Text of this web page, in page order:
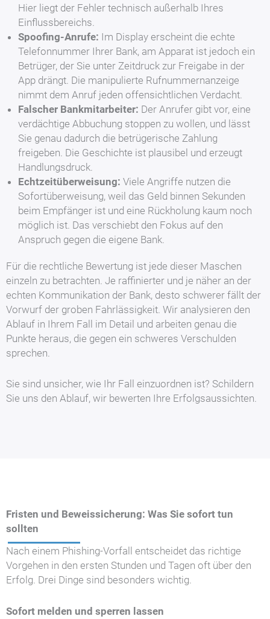
Hier liegt der Fehler technisch außerhalb Ihres
Einflussbereichs.
Spoofing-Anrufe: Im Display erscheint die echte
Telefonnummer Ihrer Bank, am Apparat ist jedoch ein
Betrüger, der Sie unter Zeitdruck zur Freigabe in der
App drängt. Die manipulierte Rufnummernanzeige
nimmt dem Anruf jeden offensichtlichen Verdacht.
Falscher Bankmitarbeiter: Der Anrufer gibt vor, eine
verdächtige Abbuchung stoppen zu wollen, und lässt
Sie genau dadurch die betrügerische Zahlung
freigeben. Die Geschichte ist plausibel und erzeugt
Handlungsdruck.
Echtzeitüberweisung: Viele Angriffe nutzen die
Sofortüberweisung, weil das Geld binnen Sekunden
beim Empfänger ist und eine Rückholung kaum noch
möglich ist. Das verschiebt den Fokus auf den
Anspruch gegen die eigene Bank.
Für die rechtliche Bewertung ist jede dieser Maschen
einzeln zu betrachten. Je raffinierter und je näher an der
echten Kommunikation der Bank, desto schwerer fällt der
Vorwurf der groben Fahrlässigkeit. Wir analysieren den
Ablauf in Ihrem Fall im Detail und arbeiten genau die
Punkte heraus, die gegen ein schweres Verschulden
sprechen.
Sie sind unsicher, wie Ihr Fall einzuordnen ist? Schildern
Sie uns den Ablauf, wir bewerten Ihre Erfolgsaussichten.
Fristen und Beweissicherung: Was Sie sofort tun
sollten
Nach einem Phishing-Vorfall entscheidet das richtige
Vorgehen in den ersten Stunden und Tagen oft über den
Erfolg. Drei Dinge sind besonders wichtig.
Sofort melden und sperren lassen